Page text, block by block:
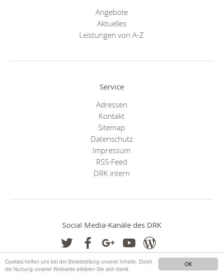
OK
Cookies helfen uns bei der Bereitstellung unserer Inhalte. Durch
die Nutzung unserer Webseite erklären Sie sich damit
Angebote
Aktuelles
Leistungen von A-Z
Service
Adressen
Kontakt
Sitemap
Datenschutz
Impressum
RSS-Feed
DRK intern
Social Media-Kanäle des DRK